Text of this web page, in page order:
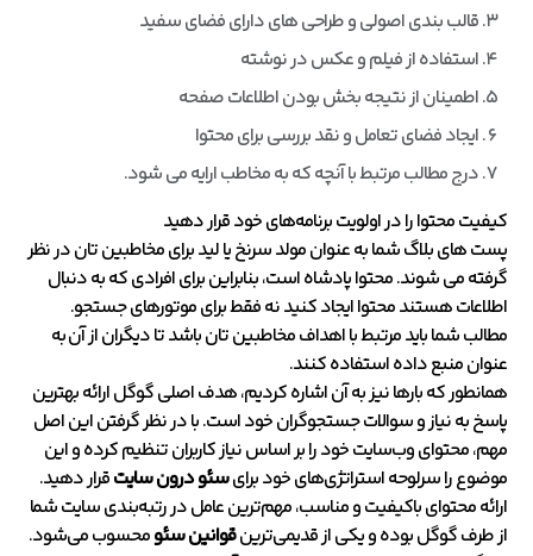
قالب بندی اصولی و طراحی های دارای فضای سفید
استفاده از فیلم و عکس در نوشته
اطمینان از نتیجه بخش بودن اطلاعات صفحه
ایجاد فضای تعامل و نقد بررسی برای محتوا
درج مطالب مرتبط با آنچه که به مخاطب ارایه می شود.
کیفیت محتوا را در اولویت برنامه‌های خود قرار دهید
پست های بلاگ شما به عنوان مولد سرنخ یا لید برای مخاطبین تان در نظر
گرفته می شوند. محتوا پادشاه است، بنابراین برای افرادی که به دنبال
اطلاعات هستند محتوا ایجاد کنید نه فقط برای موتورهای جستجو.
مطالب شما باید مرتبط با اهداف مخاطبین تان باشد تا دیگران از آن به
عنوان منبع داده استفاده کنند.
همانطور که بارها نیز به آن اشاره کردیم، هدف اصلی گوگل ارائه بهترین
پاسخ به نیاز و سوالات جستجوگران خود است. با در نظر گرفتن این اصل
مهم، محتوای وب‌سایت خود را بر اساس نیاز کاربران تنظیم کرده و این
موضوع را سرلوحه استراتژی‌های خود برایسئو درون سایتقرار دهید.
ارائه محتوای باکیفیت و مناسب، مهم‌ترین عامل در رتبه‌بندی سایت شما
از طرف گوگل بوده و یکی از قدیمی‌ترینقوانین سئومحسوب می‌شود.